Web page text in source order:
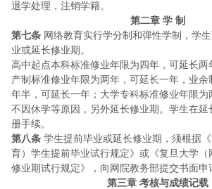
退学处理，注销学籍。
第二章 学 制
第七条 网络教育实行学分制和弹性学制，学
业或延长修业期。
高中起点本科标准修业年限为四年，可延长
产制标准修业年限为两年，可延长一年，业余
年半，可延长一年；大学专科标准修业年限为
不因休学等原因，另外延长修业期。学生在延
册手续。
第八条 学生提前毕业或延长修业期，须根据
育）学生提前毕业试行规定》或《复旦大学（
修业期试行规定》，向网院教务部提交书面申
第三章 考核与成绩记载